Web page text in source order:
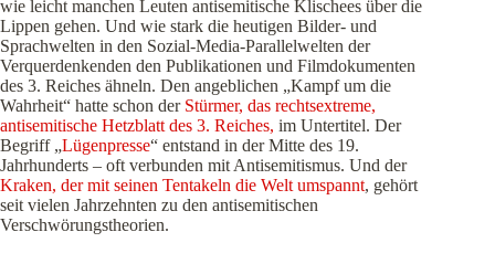
wie leicht manchen Leuten antisemitische Klischees über die
Lippen gehen. Und wie stark die heutigen Bilder- und
Sprachwelten in den Sozial-Media-Parallelwelten der
Verquerdenkenden den Publikationen und Filmdokumenten
des 3. Reiches ähneln. Den angeblichen „Kampf um die
Wahrheit“ hatte schon der Stürmer, das rechtsextreme,
antisemitische Hetzblatt des 3. Reiches, im Untertitel. Der
Begriff „Lügenpresse“ entstand in der Mitte des 19.
Jahrhunderts – oft verbunden mit Antisemitismus. Und der
Kraken, der mit seinen Tentakeln die Welt umspannt, gehört
seit vielen Jahrzehnten zu den antisemitischen
Verschwörungstheorien.